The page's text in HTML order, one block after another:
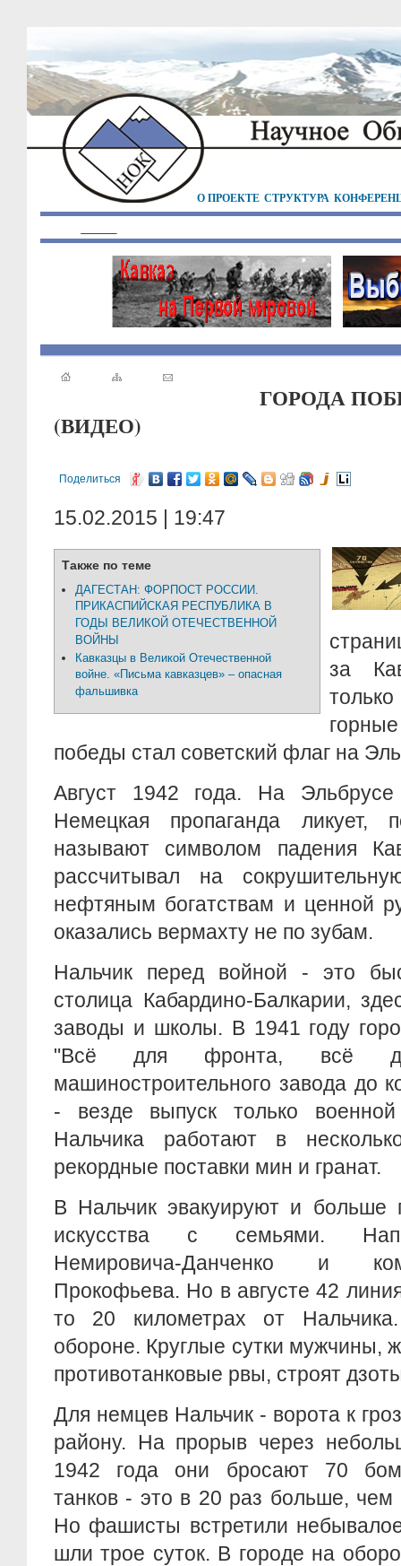
О ПРОЕКТЕ СТРУКТУРА
ГОРОДА
(ВИДЕО)
Поделиться
15.02.2015 | 19:47
Также по теме
ДАГЕСТАН: ФОРПОСТ РОССИИ.
ПРИКАСПИЙСКАЯ РЕСПУБЛИКА В
ГОДЫ ВЕЛИКОЙ ОТЕЧЕСТВЕННОЙ
ВОЙНЫ
Кавказцы в Великой Отечественной
войне. «Письма кавказцев» – опасная
фальшивка
за
победы стал советский флаг на
Август 1942 года. На
Немецкая пропаганда ликует,
называют символом падения
рассчитывал на
нефтяным богатствам и ценной
оказались вермахту не по зубам.
Нальчик перед войной - это
столица Кабардино-Балкарии,
заводы и школы. В 1941 году
"Всё для фронта, всё
машиностроительного завода до
- везде выпуск только
Нальчика работают в
рекордные поставки мин и гранат.
В Нальчик эвакуируют и больше
искусства с семьями.
Немировича-Данченко и
Прокофьева. Но в августе 42
то 20 километрах от
обороне. Круглые сутки мужчины,
противотанковые рвы, строят
Для немцев Нальчик - ворота к
району. На прорыв через
1942 года они бросают 70
танков - это в 20 раз больше,
Но фашисты встретили
шли трое суток. В городе на